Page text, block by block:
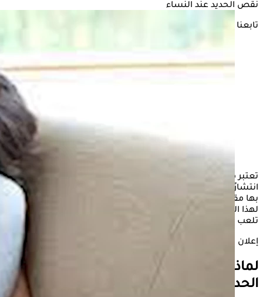
نقص الحديد عند النساء
تابعنا على
تعتبر مشكلة
من أكثر الحالات الصحية الأعراض
انتشارًا بين الأشخاص، إلا أن السيدات يواجهن خطرًا أكبر للإصابة
بها مقارنة بالرجال، فما هي الأسباب التي تجعل النساء أكثر عرضة
لهذا النقص، وهل هناك عوامل تتعلق بالبيولوجيا والهرمونات
تلعب دورًا في ذلك.
إعلان
لماذا السيدات أكثر عرضة للإصابة بنقص
الحديد